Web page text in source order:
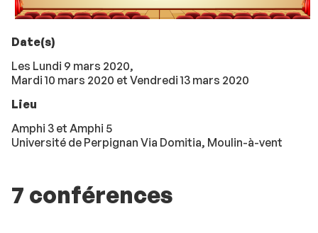
Date(s)
Les Lundi 9 mars 2020,
Mardi 10 mars 2020 et Vendredi 13 mars 2020
Lieu
Amphi 3 et Amphi 5
Université de Perpignan Via Domitia, Moulin-à-vent
7 conférences